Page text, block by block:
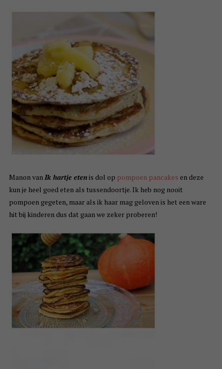
Manon vanIk hartje etenis dol op pompoen pancakes en deze
kun je heel goed eten als tussendoortje. Ik heb nog nooit
pompoen gegeten, maar als ik haar mag geloven is het een ware
hit bij kinderen dus dat gaan we zeker proberen!